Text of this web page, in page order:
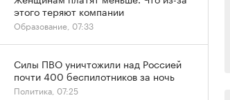
этого теряют компании
Образование, 07:33
Силы ПВО уничтожили над Россией
почти 400 беспилотников за ночь
Политика, 07:25